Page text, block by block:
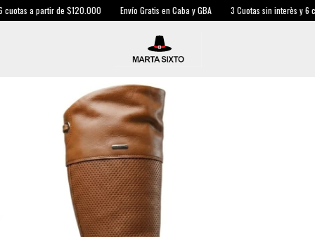
a partir de $120.000 Envío Gratis en Caba y GBA 3 Cuotas sin interès y 6